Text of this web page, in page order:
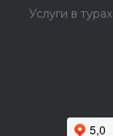
Услуги в турах